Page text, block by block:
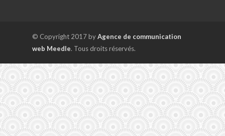
© Copyright 2017 byAgence de communication
web Meedle. Tous droits réservés.